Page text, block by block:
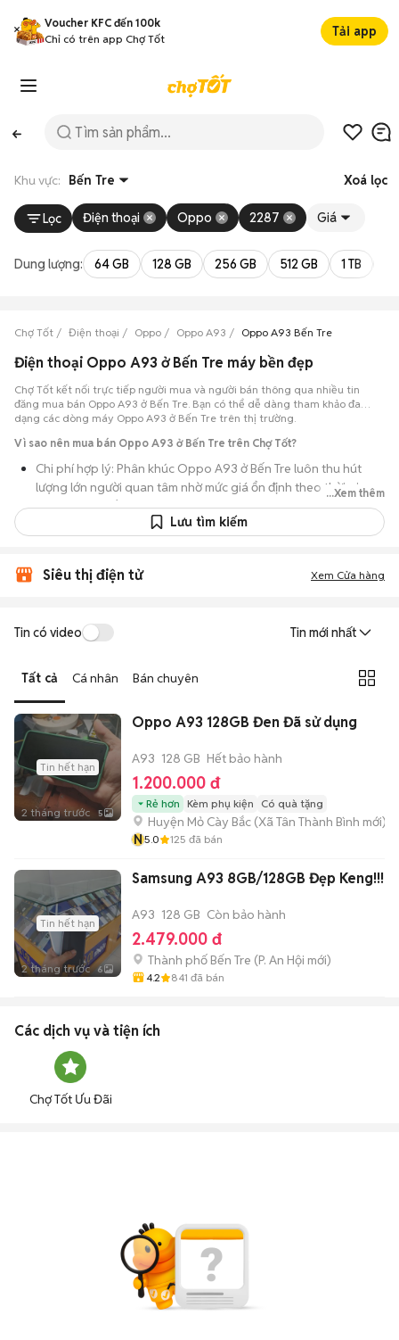
Voucher KFC đến 100k
Chỉ có trên app Chợ Tốt
Tải app
Khu vực: Bến Tre Xoá lọc
Lọc Điện thoại Oppo 2287 Giá
Dung lượng: 64 GB 128 GB 256 GB 512 GB 1 TB
Chợ Tốt Điện thoại Oppo Oppo A93 Oppo A93 Bến Tre
Điện thoại Oppo A93 ở Bến Tre máy bền đẹp
Chợ Tốt kết nối trực tiếp người mua và người bán thông qua nhiều tin
đăng mua bán Oppo A93 ở Bến Tre. Bạn có thể dễ dàng tham khảo đa
dạng các dòng máy Oppo A93 ở Bến Tre trên thị trường.
Vì sao nên mua bán Oppo A93 ở Bến Tre trên Chợ Tốt?
Chi phí hợp lý: Phân khúc Oppo A93 ở Bến Tre luôn thu hút
lượng lớn người quan tâm nhờ mức giá ổn định theo thời gian,
phù hợp với số đông.
Nguồn cung dồi dào: Hàng loạt bài đăng Oppo A93 ở Bến Tre
trạng ngoại hình và lịch sử bảo hành.
điện tử cũ.
Thanh toán nhanh chóng: Khi hai bên đã ưng ý về tình trạng
máy, quá trình thanh toán và bàn giao diễn ra ngay lập tức,
thủ tục đơn giản.
...Xem thêm
Lưu tìm kiếm
Siêu thị điện tử Xem Cửa hàng
Tin có video Tin mới nhất
Tất cả Cá nhân Bán chuyên
Tin hết hạn
2 tháng trước 5
Oppo A93 128GB Đen Đã sử dụng
A93 128 GB Hết bảo hành
1.200.000 đ
Rẻ hơn Kèm phụ kiện Có quà tặng
Huyện Mỏ Cày Bắc (Xã Tân Thành Bình mới)
N5.0 125 đã bán
Tin hết hạn
2 tháng trước 6
Samsung A93 8GB/128GB Đẹp Keng!!!
A93 128 GB Còn bảo hành
2.479.000 đ
Thành phố Bến Tre (P. An Hội mới)
4.2 841 đã bán
Các dịch vụ và tiện ích
Chợ Tốt Ưu Đãi